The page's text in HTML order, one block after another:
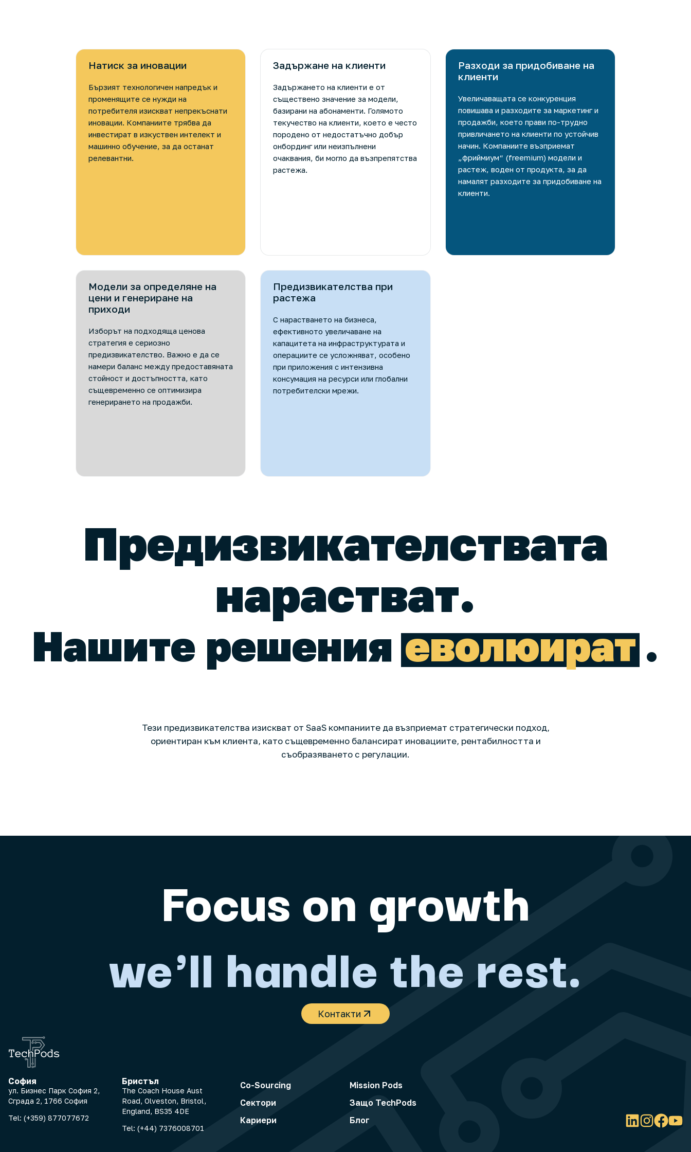
Натиск за иновации
Бързият технологичен напредък и
променящите се нужди на
потребителя изискват непрекъснати
иновации. Компаниите трябва да
инвестират в изкуствен интелект и
машинно обучение, за да останат
релевантни.
Задържане на клиенти
Задържането на клиенти е от
съществено значение за модели,
базирани на абонаменти. Голямото
текучество на клиенти, което е често
породено от недостатъчно добър
онбординг или неизпълнени
очаквания, би могло да възпрепятства
растежа.
Разходи за придобиване на
клиенти
Увеличаващата се конкуренция
повишава и разходите за маркетинг и
продажби, което прави по-трудно
привличането на клиенти по устойчив
начин. Компаниите възприемат
„фриймиум“ (freemium) модели и
растеж, воден от продукта, за да
намалят разходите за придобиване на
клиенти.
Модели за определяне на
цени и генериране на
приходи
Изборът на подходяща ценова
стратегия е сериозно
предизвикателство. Важно е да се
намери баланс между предоставяната
стойност и достъпността, като
същевременно се оптимизира
генерирането на продажби.
Предизвикателства при
растежа
С нарастването на бизнеса,
ефективното увеличаване на
капацитета на инфраструктурата и
операциите се усложняват, особено
при приложения с интензивна
консумация на ресурси или глобални
потребителски мрежи.
Предизвикателствата
нарастват.
Нашите решения еволюират .
Тези предизвикателства изискват от SaaS компаниите да възприемат стратегически подход,
ориентиран към клиента, като същевременно балансират иновациите, рентабилността и
съобразяването с регулации.
Focus on growth
we'll handle the rest.
Контакти
София
ул. Бизнес Парк София 2,
Сграда 2, 1766 София
Tel: (+359) 877077672
Бристъл
The Coach House Aust
Road, Olveston, Bristol,
England, BS35 4DE
Tel:(+44) 7376008701
Co-Sourcing
Mission Pods
Сектори
Защо TechPods
Кариери
Блог